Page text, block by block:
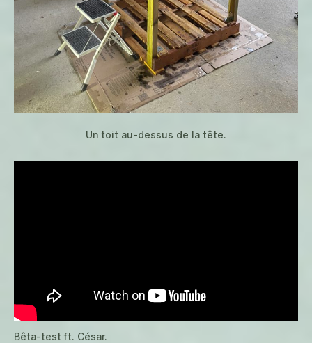
Un toit au-dessus de la tête.
Bêta-test ft. César.